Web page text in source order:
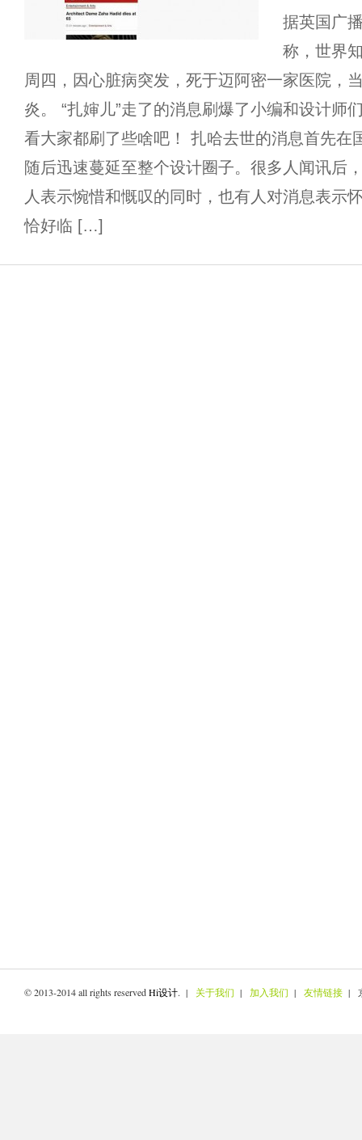
据英国广
称，世界
周四，因心脏病突发，死于迈阿密一家医院，
炎。 “扎婶儿”走了的消息刷爆了小编和设计师
看大家都刷了些啥吧！ 扎哈去世的消息首先在
随后迅速蔓延至整个设计圈子。很多人闻讯后
人表示惋惜和慨叹的同时，也有人对消息表示
恰好临 […]
© 2013-2014 all rights reservedHi设计. | 关于我们 | 加入我们 | 友情链接 |